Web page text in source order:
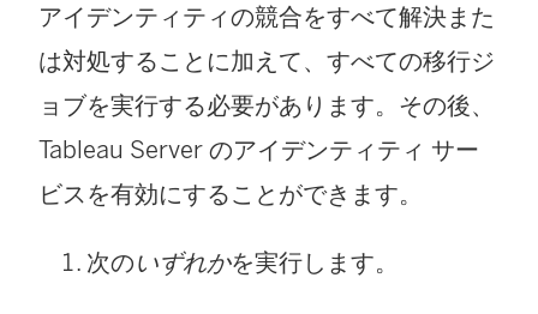
で
リ
ン
ク
が
アイデンティティの競合をすべて解決また
は対処することに加えて、すべての移行ジ
ョブを実行する必要があります。その後、
Tableau Server のアイデンティティ サー
ビスを有効にすることができます。
次のいずれかを実行します。